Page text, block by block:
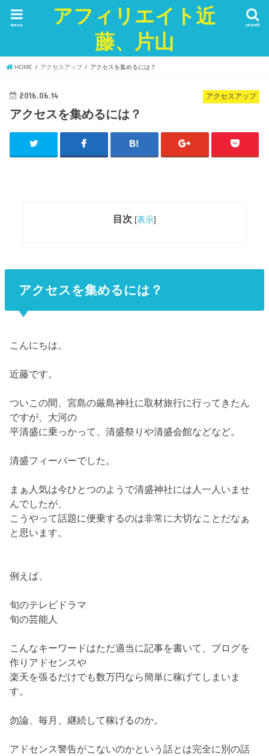
アフィリエイト近
藤、片山
search
menu
HOME アクセスアップ アクセスを集めるには？
アクセスアップ
2016.06.14
アクセスを集めるには？
目次 [表示]
アクセスを集めるには？
こんにちは。
近藤です。
ついこの間、宮島の厳島神社に取材旅行に行ってきたん
ですが、大河の
平清盛に乗っかって、清盛祭りや清盛会館などなど。
清盛フィーバーでした。
まぁ人気は今ひとつのようで清盛神社には人一人いませ
んでしたが、
こうやって話題に便乗するのは非常に大切なことだなぁ
と思います。
例えば、
旬のテレビドラマ
旬の芸能人
こんなキーワードはただ適当に記事を書いて、ブログを
作りアドセンスや
楽天を張るだけでも数万円なら簡単に稼げてしまいま
す。
勿論、毎月、継続して稼げるのか。
アドセンス警告がこないのかという話とは完全に別の話